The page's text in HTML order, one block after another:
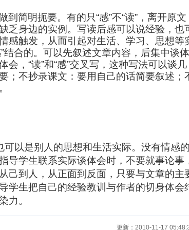
到简明扼要。有的只“感”不“读” ，离开原文
乏身边的实例。写读后感可以说经验，也
感触发，从而引起对生活、学习、思想等
”结合的。可以先叙述文章内容，后集中谈体
会， “读”和“感”交叉写，这种写法可以谈几
；不抄录课文：要用自己的话简要叙述；
可以是别人的思想和生活实际。没有情感的
导学生联系实际谈体会时，不要就事论事
己到人，从正面到反面，只要与文章的主
学生把自己的经验教训与作者的切身体会
力。
更新：2010-11-17